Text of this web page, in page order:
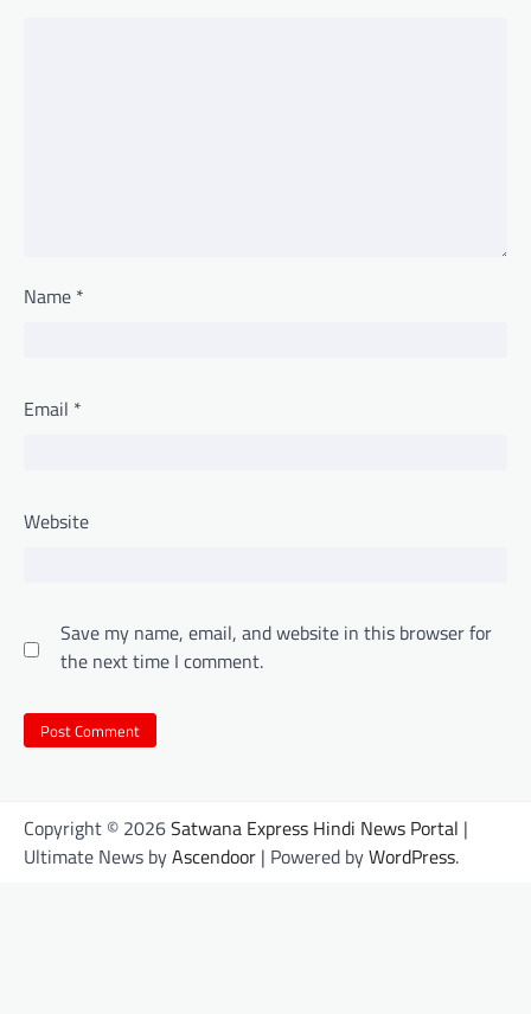
Name *
Email *
Website
Save my name, email, and website in this browser for
the next time I comment.
Copyright © 2026Satwana Express Hindi News Portal |
Ultimate News byAscendoor | Powered byWordPress.